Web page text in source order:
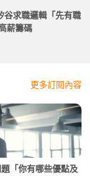
谷求職邏輯「先有職
薪籌碼
更多訂閱內容
「你有哪些優點及